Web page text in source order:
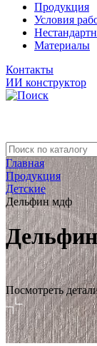
Продукция
Условия
Материалы
Контакты
ИИ конструктор
Главная
Продукция
Детские
Дельфин мдф
Посмотреть